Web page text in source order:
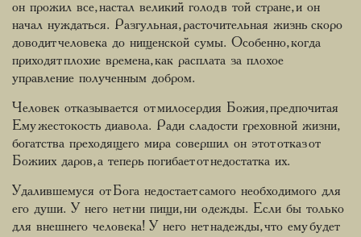
он прожил все, настал великий голод в той стране, и он
начал нуждаться. Разгульная, расточительная жизнь скоро
доводит человека до нищенской сумы. Особенно, когда
приходят плохие времена, как расплата за плохое
управление полученным добром.
Человек отказывается от милосердия Божия, предпочитая
Ему жестокость диавола. Ради сладости греховной жизни,
богатства преходящего мира совершил он этот отказ от
Божиих даров, а теперь погибает от недостатка их.
Удалившемуся от Бога недостает самого необходимого для
его души. У него нет ни пищи, ни одежды. Если бы только
для внешнего человека! У него нет надежды, что ему будет